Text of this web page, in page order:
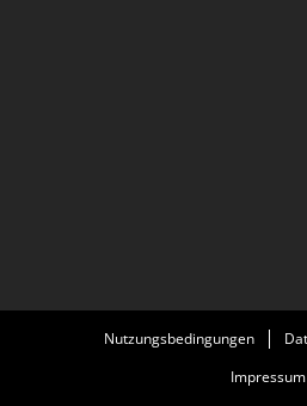
Nutzungsbedingungen
Impressum